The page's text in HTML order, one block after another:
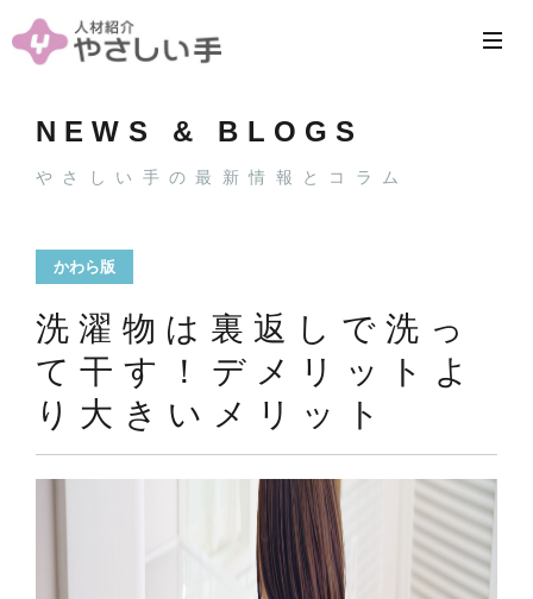
NEWS & BLOGS
やさしい手の最新情報とコラム
かわら版
洗濯物は裏返しで洗っ
て干す！デメリットよ
り大きいメリット